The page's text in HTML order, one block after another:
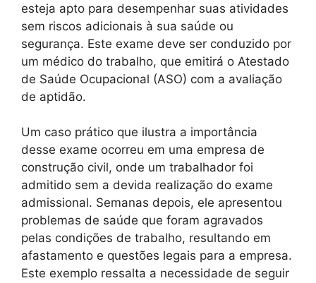
esteja apto para desempenhar suas atividades
sem riscos adicionais à sua saúde ou
segurança. Este exame deve ser conduzido por
um médico do trabalho, que emitirá o Atestado
de Saúde Ocupacional (ASO) com a avaliação
de aptidão.
Um caso prático que ilustra a importância
desse exame ocorreu em uma empresa de
construção civil, onde um trabalhador foi
admitido sem a devida realização do exame
admissional. Semanas depois, ele apresentou
problemas de saúde que foram agravados
pelas condições de trabalho, resultando em
afastamento e questões legais para a empresa.
Este exemplo ressalta a necessidade de seguir